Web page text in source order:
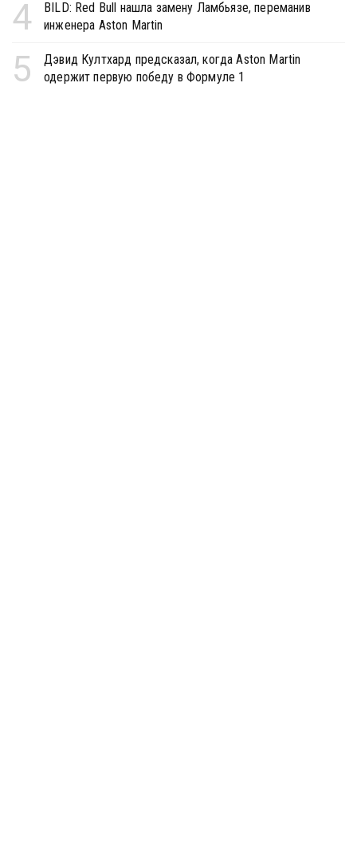
4
BILD: Red Bull нашла замену Ламбьязе, переманив
инженера Aston Martin
5
Дэвид Култхард предсказал, когда Aston Martin
одержит первую победу в Формуле 1